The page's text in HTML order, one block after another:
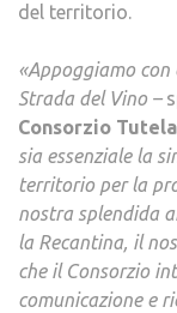
del territorio.
«Appoggiamo
Strada del Vino –
Consorzio
sia essenziale la
territorio per la
nostra splendida
la Recantina, il
che il Consorzio
comunicazione e